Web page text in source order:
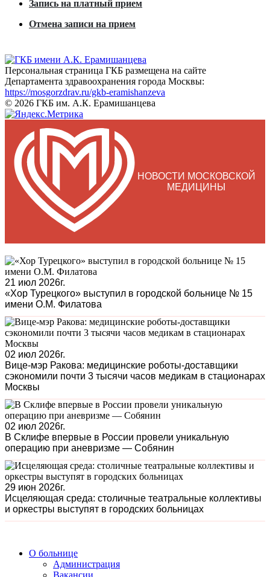
Запись на платный прием
Отмена записи на прием
Персональная страница ГКБ размещена на сайте
Департамента здравоохранения города Москвы:
https://mosgorzdrav.ru/gkb-eramishanzeva
© 2026 ГКБ им. А.К. Ерамишанцева
НОВОСТИ МОСКОВСКОЙ
МЕДИЦИНЫ
21 июл 2026г.
«Хор Турецкого» выступил в городской больнице № 15
имени О.М. Филатова
02 июл 2026г.
Вице-мэр Ракова: медицинские роботы-доставщики
сэкономили почти 3 тысячи часов медикам в стационарах
Москвы
02 июл 2026г.
В Склифе впервые в России провели уникальную
операцию при аневризме — Собянин
29 июн 2026г.
Исцеляющая среда: столичные театральные коллективы
и оркестры выступят в городских больницах
О больнице
Администрация